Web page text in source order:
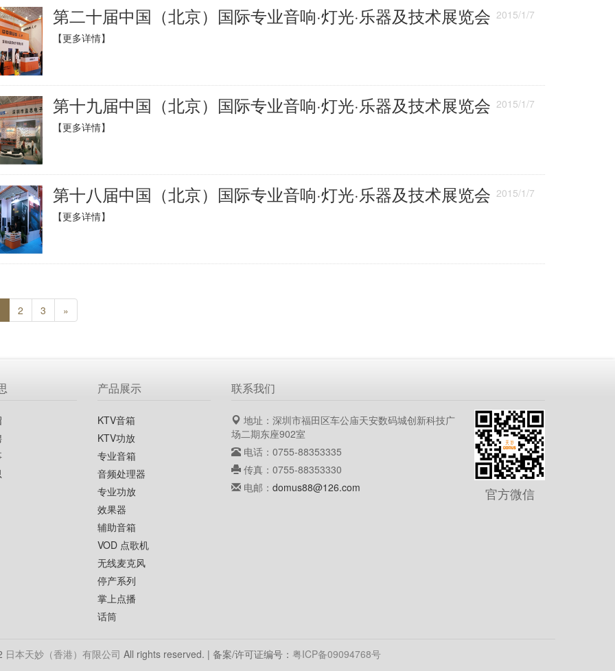
2015/1/7
第二十届中国（北京）国际专业音响·灯光·乐器及技术展览会
【更多详情】
2015/1/7
第十九届中国（北京）国际专业音响·灯光·乐器及技术展览会
【更多详情】
2015/1/7
第十八届中国（北京）国际专业音响·灯光·乐器及技术展览会
【更多详情】
2 3 »
产品展示
KTV音箱
KTV功放
专业音箱
音频处理器
专业功放
效果器
辅助音箱
VOD 点歌机
无线麦克风
停产系列
掌上点播
话筒
联系我们
地址：深圳市福田区车公庙天安数码城创新科技广
场二期东座902室
电话：0755-88353335
传真：0755-88353330
电邮： domus88@126.com 官方微信
日本天妙（香港）有限公司 All rights reserved. | 备案/许可证编号： 粤ICP备09094768号